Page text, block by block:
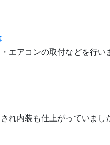
エアコンの取付などを行
れ内装も仕上がっていま